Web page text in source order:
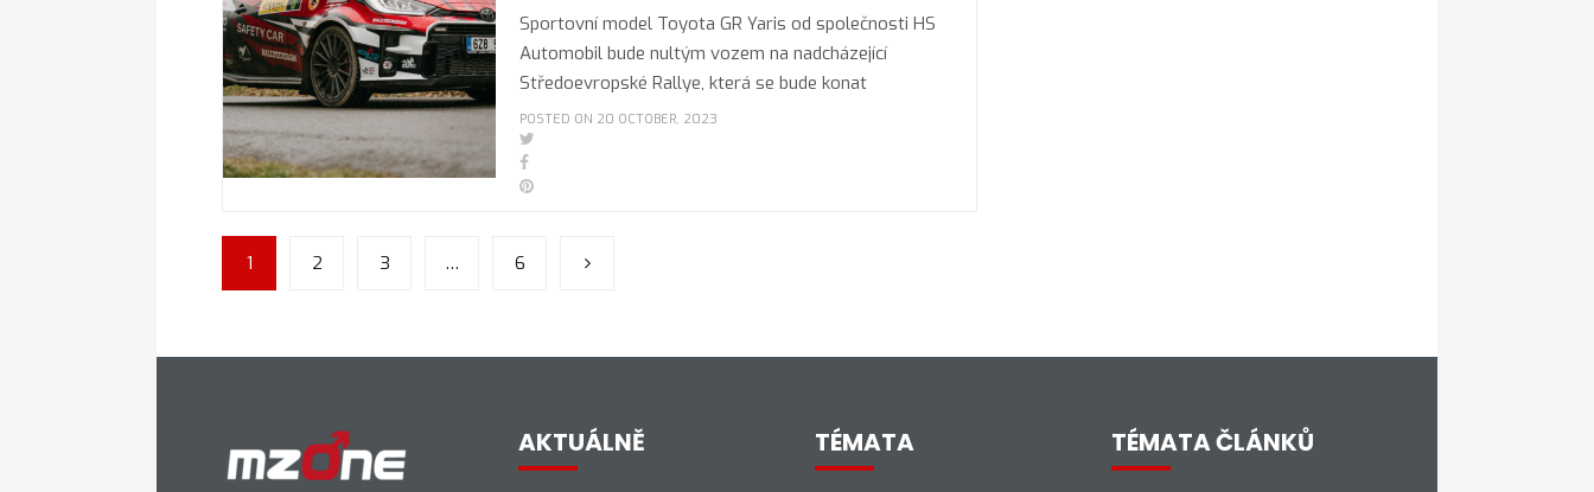
Sportovní model Toyota GR Yaris od společnosti HS
Automobil bude nultým vozem na nadcházející
Středoevropské Rallye, která se bude konat
POSTED ON 20 OCTOBER, 2023
1 2 3 … 6
AKTUÁLNĚ TÉMATA TÉMATA ČLÁNKŮ